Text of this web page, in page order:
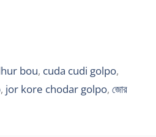
bou, cuda cudi golpo,
, jor kore chodar golpo, জোর